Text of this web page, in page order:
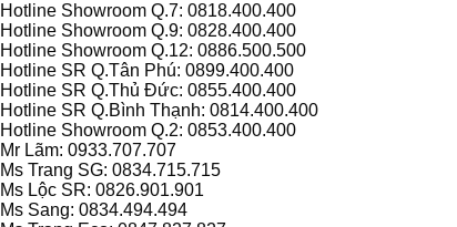
Hotline Showroom Q.7: 0818.400.400
Hotline Showroom Q.9: 0828.400.400
Hotline Showroom Q.12: 0886.500.500
Hotline SR Q.Tân Phú: 0899.400.400
Hotline SR Q.Thủ Đức: 0855.400.400
Hotline SR Q.Bình Thạnh: 0814.400.400
Hotline Showroom Q.2: 0853.400.400
Mr Lãm: 0933.707.707
Ms Trang SG: 0834.715.715
Ms Lộc SR: 0826.901.901
Ms Sang: 0834.494.494